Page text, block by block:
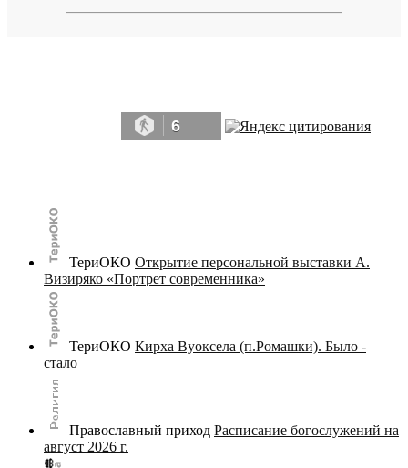
6
ТериОКО Открытие персональной выставки А.
Визиряко «Портрет современника»
ТериОКО Кирха Вуоксела (п.Ромашки). Было -
стало
Православный приход Расписание богослужений на
август 2026 г.